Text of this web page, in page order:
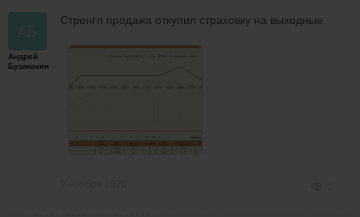
Андрей
Бушмакин
Стренгл продажа откупил страховку на выходные.